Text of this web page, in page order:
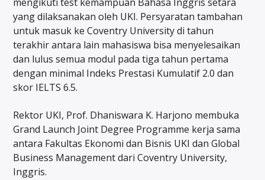
yang dilaksanakan oleh UKI. Persyaratan tambahan
untuk masuk ke Coventry University di tahun
terakhir antara lain mahasiswa bisa menyelesaikan
dan lulus semua modul pada tiga tahun pertama
dengan minimal Indeks Prestasi Kumulatif 2.0 dan
skor IELTS 6.5.
Rektor UKI, Prof. Dhaniswara K. Harjono membuka
Grand Launch Joint Degree Programme kerja sama
antara Fakultas Ekonomi dan Bisnis UKI dan Global
Business Management dari Coventry University,
Inggris.